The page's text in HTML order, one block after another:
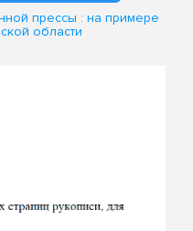
прессы : на примере
области